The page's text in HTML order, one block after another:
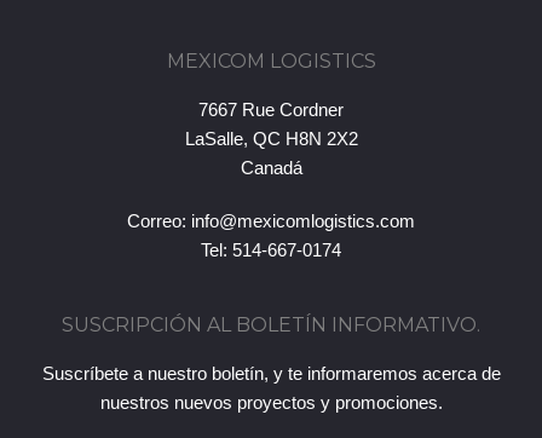
MEXICOM LOGISTICS
7667 Rue Cordner
LaSalle, QC H8N 2X2
Canadá
Correo: info@mexicomlogistics.com
Tel: 514-667-0174
SUSCRIPCIÓN AL BOLETÍN INFORMATIVO.
Suscríbete a nuestro boletín, y te informaremos acerca de
nuestros nuevos proyectos y promociones.